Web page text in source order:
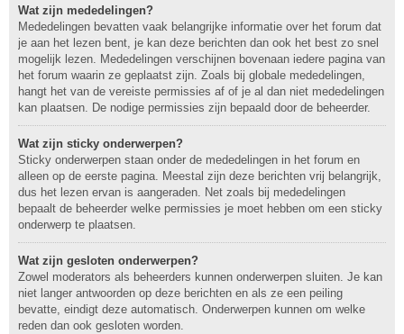
Wat zijn mededelingen?
Mededelingen bevatten vaak belangrijke informatie over het forum dat
je aan het lezen bent, je kan deze berichten dan ook het best zo snel
mogelijk lezen. Mededelingen verschijnen bovenaan iedere pagina van
het forum waarin ze geplaatst zijn. Zoals bij globale mededelingen,
hangt het van de vereiste permissies af of je al dan niet mededelingen
kan plaatsen. De nodige permissies zijn bepaald door de beheerder.
Wat zijn sticky onderwerpen?
Sticky onderwerpen staan onder de mededelingen in het forum en
alleen op de eerste pagina. Meestal zijn deze berichten vrij belangrijk,
dus het lezen ervan is aangeraden. Net zoals bij mededelingen
bepaalt de beheerder welke permissies je moet hebben om een sticky
onderwerp te plaatsen.
Wat zijn gesloten onderwerpen?
Zowel moderators als beheerders kunnen onderwerpen sluiten. Je kan
niet langer antwoorden op deze berichten en als ze een peiling
bevatte, eindigt deze automatisch. Onderwerpen kunnen om welke
reden dan ook gesloten worden.